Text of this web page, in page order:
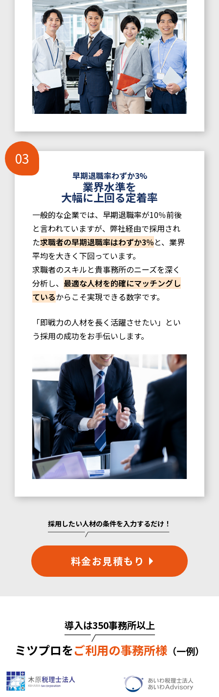
早期退職率わずか3%
業界水準を
大幅に上回る定着率
一般的な企業では、早期退職率が10％前後
と言われていますが、弊社経由で採用され
た求職者の早期退職率はわずか3％と、業界
平均を大きく下回っています。
求職者のスキルと貴事務所のニーズを深く
分析し、 最適な人材を的確にマッチングし
ているからこそ実現できる数字です。
「即戦力の人材を長く活躍させたい」とい
う採用の成功をお手伝いします。
採用したい人材の条件を入力するだけ！
料金お見積もり
導入は350事務所以上
ミツプロをご利用の事務所様 （一例）